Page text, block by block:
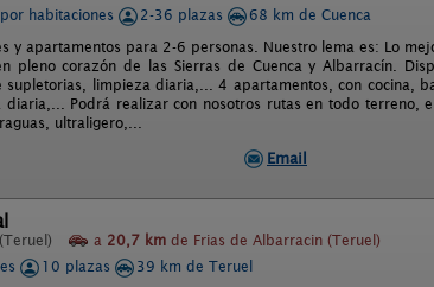
habitaciones
2-36 plazas
68 km de Cuenca
y apartamentos para 2-6 personas. Nuestro lema es: Lo
pleno corazón de las Sierras de Cuenca y Albarracín.
supletorias, limpieza diaria,... 4 apartamentos, con cocina,
Podrá realizar con nosotros rutas en todo terreno,
ultraligero,...
Email
(Teruel) a 20,7 km de Frias de Albarracin (Teruel)
10 plazas
39 km de Teruel